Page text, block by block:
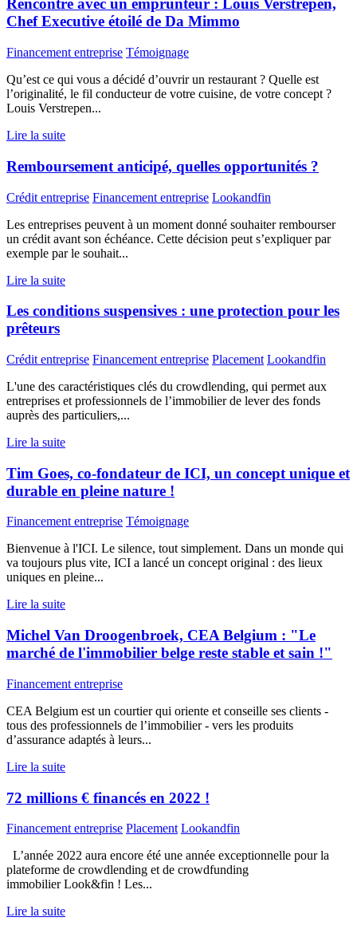
Rencontre avec un emprunteur : Louis Verstrepen,
Chef Executive étoilé de Da Mimmo
Financement entreprise Témoignage
Qu’est ce qui vous a décidé d’ouvrir un restaurant ? Quelle est
l’originalité, le fil conducteur de votre cuisine, de votre concept ?
Louis Verstrepen...
Lire la suite
Remboursement anticipé, quelles opportunités ?
Crédit entreprise Financement entreprise Lookandfin
Les entreprises peuvent à un moment donné souhaiter rembourser
un crédit avant son échéance. Cette décision peut s’expliquer par
exemple par le souhait...
Lire la suite
Les conditions suspensives : une protection pour les
prêteurs
Crédit entreprise Financement entreprise Placement Lookandfin
L'une des caractéristiques clés du crowdlending, qui permet aux
entreprises et professionnels de l’immobilier de lever des fonds
auprès des particuliers,...
Lire la suite
Tim Goes, co-fondateur de ICI, un concept unique et
durable en pleine nature !
Financement entreprise Témoignage
Bienvenue à l'ICI. Le silence, tout simplement. Dans un monde qui
va toujours plus vite, ICI a lancé un concept original : des lieux
uniques en pleine...
Lire la suite
Michel Van Droogenbroek, CEA Belgium : "Le
marché de l'immobilier belge reste stable et sain !"
Financement entreprise
CEA Belgium est un courtier qui oriente et conseille ses clients -
tous des professionnels de l’immobilier - vers les produits
d’assurance adaptés à leurs...
Lire la suite
72 millions € financés en 2022 !
Financement entreprise Placement Lookandfin
L’année 2022 aura encore été une année exceptionnelle pour la
plateforme de crowdlending et de crowdfunding
immobilier Look&fin ! Les...
Lire la suite